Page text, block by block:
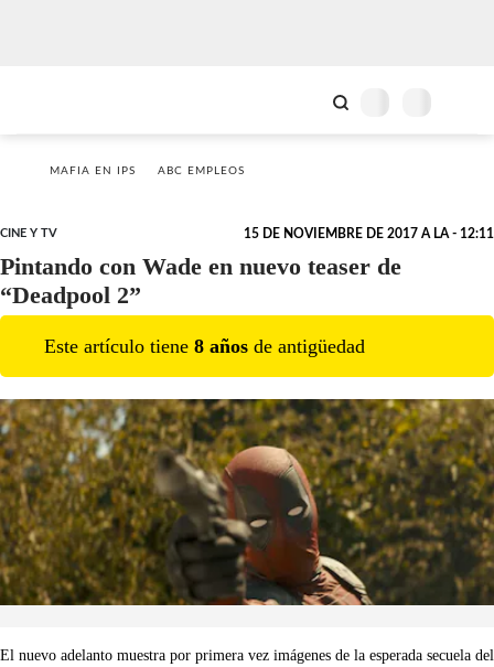
MAFIA EN IPS ABC EMPLEOS
CINE Y TV 15 DE NOVIEMBRE DE 2017 A LA - 12:11
Pintando con Wade en nuevo teaser de
“Deadpool 2”
Este artículo tiene 8 años de antigüedad
El nuevo adelanto muestra por primera vez imágenes de la esperada secuela del